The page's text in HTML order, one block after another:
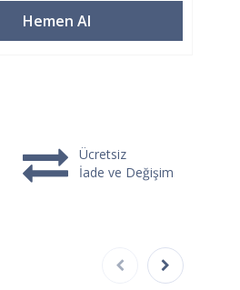
Ücretsiz
İade ve Değişim